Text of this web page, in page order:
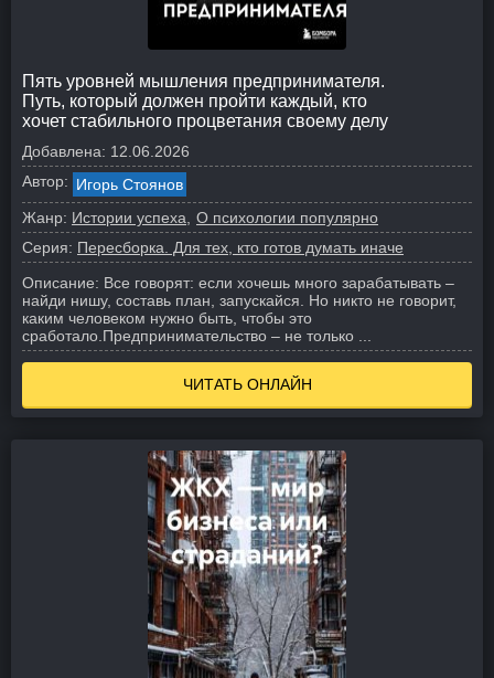
Пять уровней мышления предпринимателя.
Путь, который должен пройти каждый, кто
хочет стабильного процветания своему делу
Добавлена: 12.06.2026
Автор: Игорь Стоянов
Жанр: Истории успеха
О психологии популярно
Серия: Пересборка. Для тех, кто готов думать иначе
Описание: Все говорят: если хочешь много зарабатывать –
найди нишу, составь план, запускайся. Но никто не говорит,
каким человеком нужно быть, чтобы это
сработало. Предпринимательство – не только ...
ЧИТАТЬ ОНЛАЙН